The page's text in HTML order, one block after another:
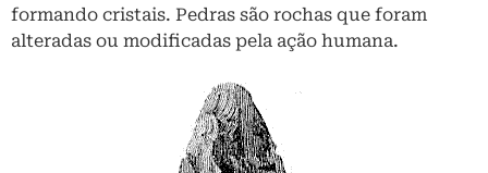
formando cristais. Pedras são rochas que foram
alteradas ou modificadas pela ação humana.